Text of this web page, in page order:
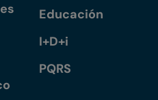
Educación
I+D+i
PQRS